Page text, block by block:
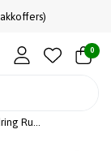
0
Gledring Rubbasol (Rubber) Kofferbakmat Seat Ibiza 6J 5-deurs 2008-2017